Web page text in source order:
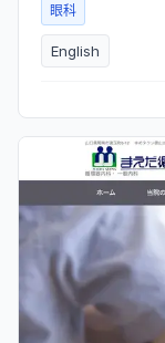
眼科
English